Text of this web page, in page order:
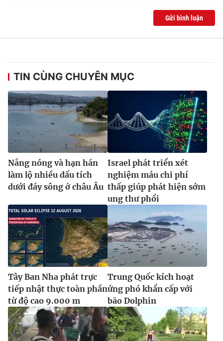
® Cấm sao chép dưới mọi hình thức nếu không có sự chấp
thuận bằng văn bản. Ghi rõ nguồn VTV.vn khi phát hành lại
thông tin từ website này.
Gửi bình luận
TIN CÙNG CHUYÊN MỤC
Nắng nóng và hạn hán
làm lộ nhiều dấu tích
dưới đáy sông ở châu Âu
Israel phát triển xét
nghiệm máu chi phí
thấp giúp phát hiện sớm
ung thư phổi
Tây Ban Nha phát trực
tiếp nhật thực toàn phần
từ độ cao 9.000 m
Trung Quốc kích hoạt
ứng phó khẩn cấp với
bão Dolphin